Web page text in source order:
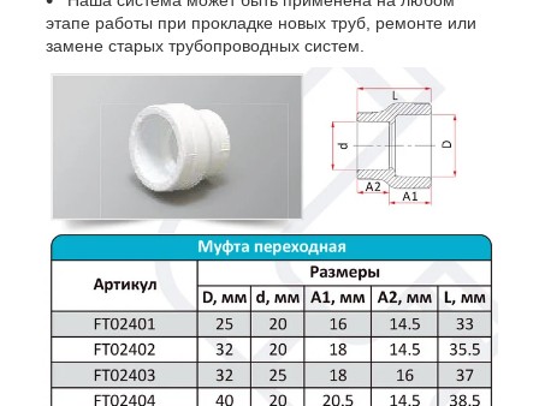
этапе работы при прокладке новых труб, ремонте или
замене старых трубопроводных систем.